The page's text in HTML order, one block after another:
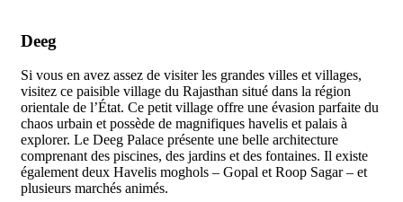
Deeg
Si vous en avez assez de visiter les grandes villes et villages,
visitez ce paisible village du Rajasthan situé dans la région
orientale de l’État. Ce petit village offre une évasion parfaite du
chaos urbain et possède de magnifiques havelis et palais à
explorer. Le Deeg Palace présente une belle architecture
comprenant des piscines, des jardins et des fontaines. Il existe
également deux Havelis moghols – Gopal et Roop Sagar – et
plusieurs marchés animés.